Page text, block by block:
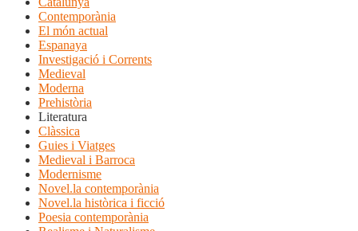
Contemporània
El món actual
Espanaya
Investigació i Corrents
Medieval
Moderna
Prehistòria
Literatura
Clàssica
Guies i Viatges
Medieval i Barroca
Modernisme
Novel.la contemporània
Novel.la històrica i ficció
Poesia contemporània